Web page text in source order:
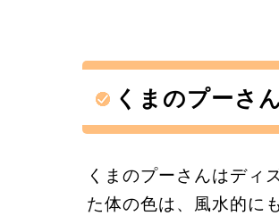
くまのプーさ
くまのプーさんはディ
た体の色は、風水的に